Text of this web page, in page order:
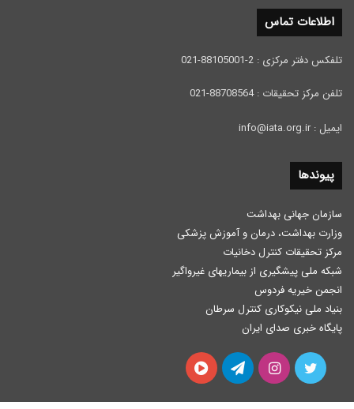
اطلاعات تماس
تلفکس دفتر مرکزی : 2-88105001-021
تلفن مرکز تحقیقات : 88708564-021
ایمیل : info@iata.org.ir
پیوندها
سازمان جهانی بهداشت
وزارت بهداشت، درمان و آموزش پزشكی
مرکز تحقیقات کنترل دخانیات
شبکه ملی پیشگیری از بیماریهای غیرواگیر
انجمن خیریه فردوس
بنیاد ملی نیکوکاری کنترل سرطان
پایگاه خبری صدای ایران
توییتر اینستاگرامتلگرام آپارات